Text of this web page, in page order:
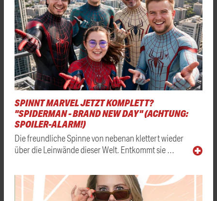
SPINNT MARVEL JETZT KOMPLETT?
"SPIDERMAN - BRAND NEW DAY" (ACHTUNG:
SPOILER-ALARM!)
Die freundliche Spinne von nebenan klettert wieder
über die Leinwände dieser Welt. Entkommt sie …